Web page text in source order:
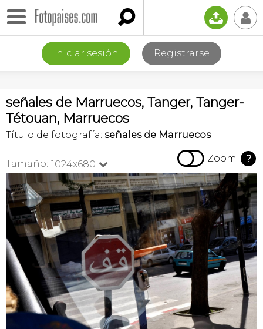
 📤 👤
Iniciar sesión Registrarse
señales de Marruecos, Tanger, Tanger-
Tétouan, Marruecos
Título de fotografía: señales de Marruecos
Tamaño: 1024x680   Zoom ?